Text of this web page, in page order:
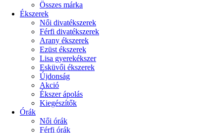
Összes márka
Ékszerek
Női divatékszerek
Férfi divatékszerek
Arany ékszerek
Ezüst ékszerek
Lisa gyerekékszer
Esküvői ékszerek
Újdonság
Akció
Ékszer ápolás
Kiegészítők
Órák
Női órák
Férfi órák